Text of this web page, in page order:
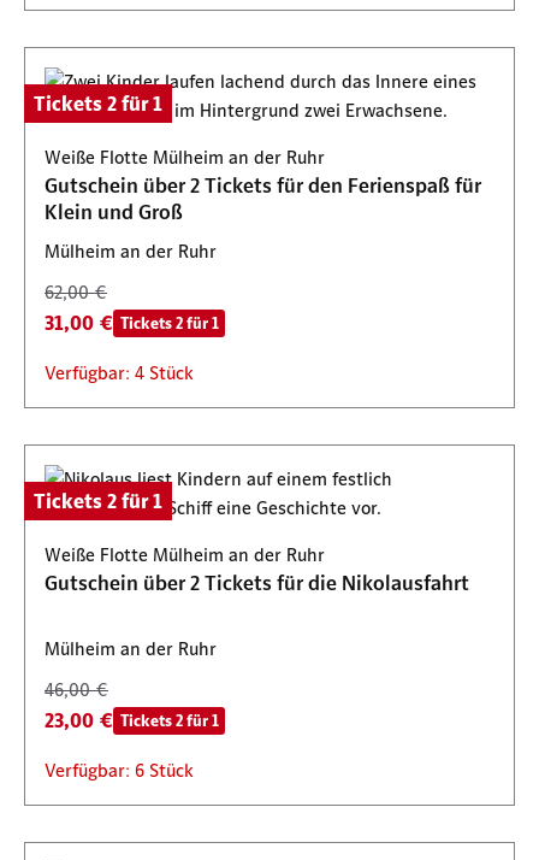
Tickets 2 für 1
Weiße Flotte Mülheim an der Ruhr
Gutschein über 2 Tickets für den Ferienspaß für
Klein und Groß
Mülheim an der Ruhr
62,00 €
31,00 € Tickets 2 für 1
Verfügbar: 4 Stück
Tickets 2 für 1
Weiße Flotte Mülheim an der Ruhr
Gutschein über 2 Tickets für die Nikolausfahrt
Mülheim an der Ruhr
46,00 €
23,00 € Tickets 2 für 1
Verfügbar: 6 Stück